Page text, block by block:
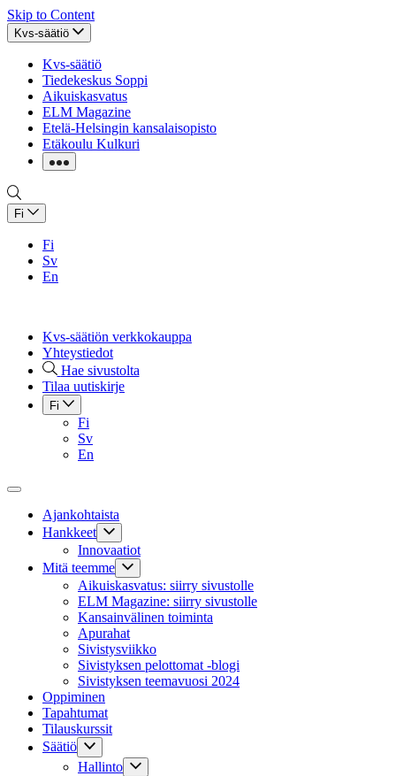
Skip to Content
Kvs-säätiö
Kvs-säätiö
Tiedekeskus Soppi
Aikuiskasvatus
ELM Magazine
Etelä-Helsingin kansalaisopisto
Etäkoulu Kulkuri
Fi
Fi
Sv
En
Kvs-säätiön verkkokauppa
Yhteystiedot
Hae sivustolta
Tilaa uutiskirje
Fi
Fi
Sv
En
Ajankohtaista
Hankkeet
Innovaatiot
Mitä teemme
Aikuiskasvatus: siirry sivustolle
ELM Magazine: siirry sivustolle
Kansainvälinen toiminta
Apurahat
Sivistysviikko
Sivistyksen pelottomat -blogi
Sivistyksen teemavuosi 2024
Oppiminen
Tapahtumat
Tilauskurssit
Säätiö
Hallinto